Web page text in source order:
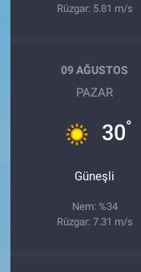
Rüzgar: 5.81 m/s
09 AĞUSTOS
PAZAR
30°
Güneşli
Nem: %34
Rüzgar: 7.31 m/s